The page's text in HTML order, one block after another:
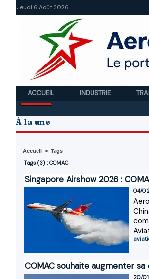
Jeudi 6 Août 2026
ACCUEIL INDUSTRIE
À la une
Accueil > Tags
Tags (3) : COMAC
Singapore Airshow 2026 :
04/
COMAC souhaite augmenter
20/